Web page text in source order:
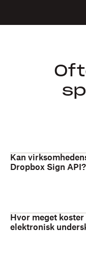
Kan
Dropbox Sign API?
Hvor meget
elektronisk